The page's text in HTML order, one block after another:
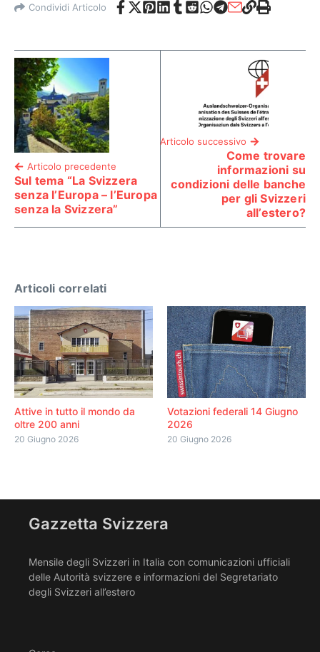
Condividi Articolo
Articolo precedente
Sul tema “La Svizzera
senza l’Europa – l’Europa
senza la Svizzera”
Articolo successivo
Come trovare
informazioni su
condizioni delle banche
per gli Svizzeri
all’estero?
Articoli correlati
Attive in tutto il mondo da
oltre 200 anni
20 Giugno 2026
Votazioni federali 14 Giugno
2026
20 Giugno 2026
Gazzetta Svizzera
Mensile degli Svizzeri in Italia con comunicazioni ufficiali
delle Autorità svizzere e informazioni del Segretariato
degli Svizzeri all’estero